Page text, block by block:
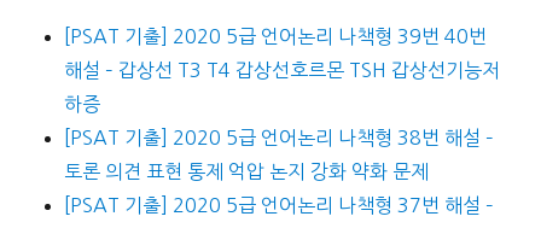
[PSAT 기출] 2020 5급 언어논리 나책형 39번 40번
해설 – 갑상선 T3 T4 갑상선호르몬 TSH 갑상선기능저
하증
[PSAT 기출] 2020 5급 언어논리 나책형 38번 해설 –
토론 의견 표현 통제 억압 논지 강화 약화 문제
[PSAT 기출] 2020 5급 언어논리 나책형 37번 해설 –